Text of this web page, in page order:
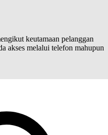
keutamaan pelanggan
akses melalui telefon mahupun